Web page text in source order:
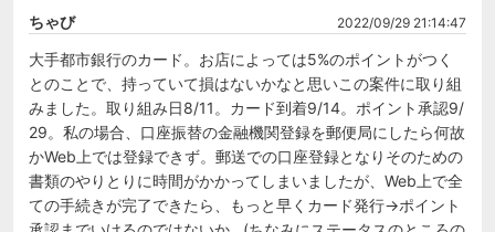
ちゃび 2022/09/29 21:14:47
大手都市銀行のカード。お店によっては5%のポイントがつく
とのことで、持っていて損はないかなと思いこの案件に取り組
みました。取り組み日8/11。カード到着9/14。ポイント承認9/
29。私の場合、口座振替の金融機関登録を郵便局にしたら何故
かWeb上では登録できず。郵送での口座登録となりそのための
書類のやりとりに時間がかかってしまいましたが、Web上で全
ての手続きが完了できたら、もっと早くカード発行→ポイント